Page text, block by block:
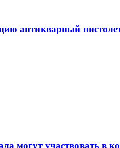
антикварный
могут участвовать в